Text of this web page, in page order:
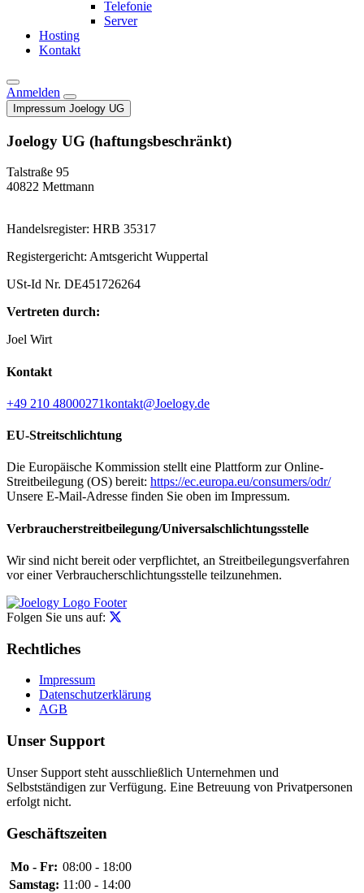
Telefonie
Server
Hosting
Kontakt
Anmelden
Impressum Joelogy UG
Joelogy UG (haftungsbeschränkt)
Talstraße 95
40822 Mettmann
Handelsregister: HRB 35317
Registergericht: Amtsgericht Wuppertal
USt-Id Nr. DE451726264
Vertreten durch:
Joel Wirt
Kontakt
+49 210 48000271kontakt@Joelogy.de
EU-Streitschlichtung
Die Europäische Kommission stellt eine Plattform zur Online-
Streitbeilegung (OS) bereit: https://ec.europa.eu/consumers/odr/
Unsere E-Mail-Adresse finden Sie oben im Impressum.
Verbraucher­streit­beilegung/Universal­schlichtungs­stelle
Wir sind nicht bereit oder verpflichtet, an Streitbeilegungsverfahren
vor einer Verbraucherschlichtungsstelle teilzunehmen.
Folgen Sie uns auf:
Rechtliches
Impressum
Datenschutzerklärung
AGB
Unser Support
Unser Support steht ausschließlich Unternehmen und
Selbstständigen zur Verfügung. Eine Betreuung von Privatpersonen
erfolgt nicht.
Geschäftszeiten
Mo - Fr: 08:00 - 18:00
Samstag: 11:00 - 14:00